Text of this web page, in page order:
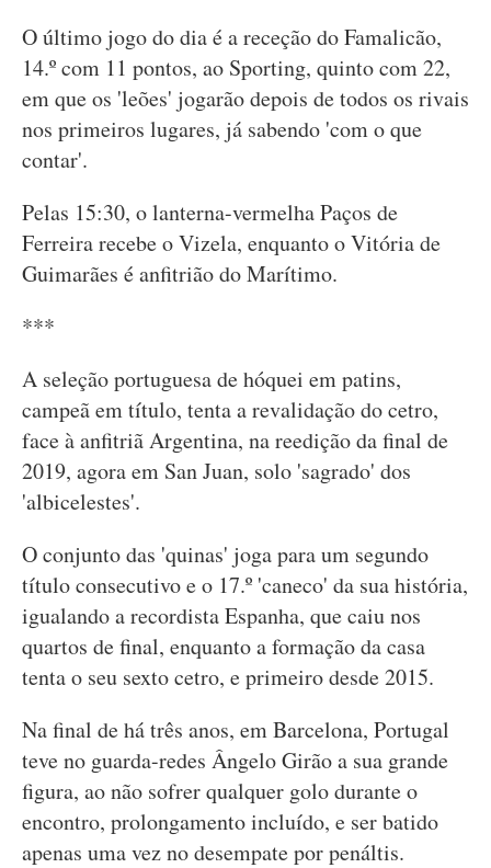
O último jogo do dia é a receção do Famalicão,
14.º com 11 pontos, ao Sporting, quinto com 22,
em que os 'leões' jogarão depois de todos os rivais
nos primeiros lugares, já sabendo 'com o que
contar'.
Pelas 15:30, o lanterna-vermelha Paços de
Ferreira recebe o Vizela, enquanto o Vitória de
Guimarães é anfitrião do Marítimo.
***
A seleção portuguesa de hóquei em patins,
campeã em título, tenta a revalidação do cetro,
face à anfitriã Argentina, na reedição da final de
2019, agora em San Juan, solo 'sagrado' dos
'albicelestes'.
O conjunto das 'quinas' joga para um segundo
título consecutivo e o 17.º 'caneco' da sua história,
igualando a recordista Espanha, que caiu nos
quartos de final, enquanto a formação da casa
tenta o seu sexto cetro, e primeiro desde 2015.
Na final de há três anos, em Barcelona, Portugal
teve no guarda-redes Ângelo Girão a sua grande
figura, ao não sofrer qualquer golo durante o
encontro, prolongamento incluído, e ser batido
apenas uma vez no desempate por penáltis.